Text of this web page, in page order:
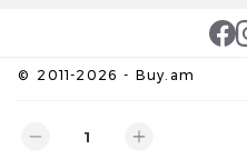
© 2011-2026 - Buy.am